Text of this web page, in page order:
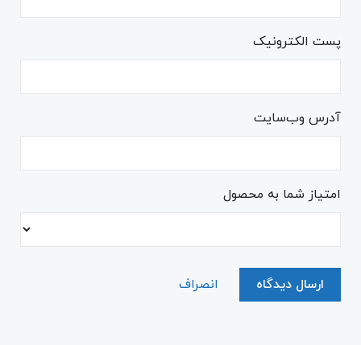
پست الکترونیک
آدرس وب‌سایت
امتیاز شما به محصول
ارسال دیدگاه انصراف